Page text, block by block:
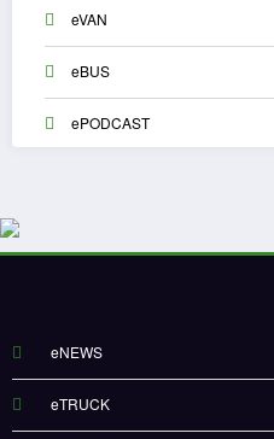
eVAN
eBUS
ePODCAST
eNEWS
eTRUCK